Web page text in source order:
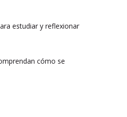
estudiar y reflexionar
cómo se